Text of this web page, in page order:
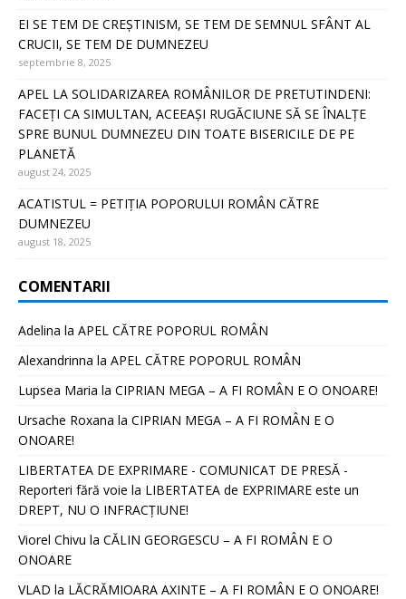
EI SE TEM DE CREȘTINISM, SE TEM DE SEMNUL SFÂNT AL
CRUCII, SE TEM DE DUMNEZEU
septembrie 8, 2025
APEL LA SOLIDARIZAREA ROMÂNILOR DE PRETUTINDENI:
FACEȚI CA SIMULTAN, ACEEAȘI RUGĂCIUNE SĂ SE ÎNALȚE
SPRE BUNUL DUMNEZEU DIN TOATE BISERICILE DE PE
PLANETĂ
august 24, 2025
ACATISTUL = PETIȚIA POPORULUI ROMÂN CĂTRE
DUMNEZEU
august 18, 2025
COMENTARII
Adelina la APEL CĂTRE POPORUL ROMÂN
Alexandrinna la APEL CĂTRE POPORUL ROMÂN
Lupsea Maria la CIPRIAN MEGA – A FI ROMÂN E O ONOARE!
Ursache Roxana la CIPRIAN MEGA – A FI ROMÂN E O
ONOARE!
LIBERTATEA DE EXPRIMARE - COMUNICAT DE PRESĂ -
Reporteri fără voie la LIBERTATEA de EXPRIMARE este un
DREPT, NU O INFRACȚIUNE!
Viorel Chivu la CĂLIN GEORGESCU – A FI ROMÂN E O
ONOARE
VLAD la LĂCRĂMIOARA AXINTE – A FI ROMÂN E O ONOARE!